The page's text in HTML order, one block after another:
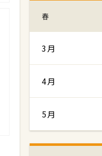
春
3月
4月
5月